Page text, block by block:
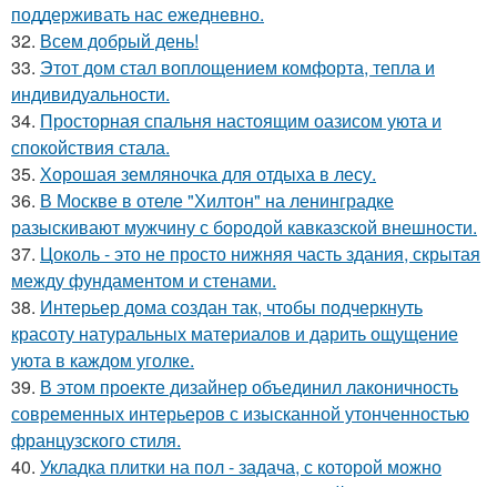
поддерживать нас ежедневно.
32. Всем добрый день!
33. Этот дом стал воплощением комфорта, тепла и
индивидуальности.
34. Просторная спальня настоящим оазисом уюта и
спокойствия стала.
35. Хорошая земляночка для отдыха в лесу.
36. В Москве в отеле "Хилтон" на ленинградке
разыскивают мужчину с бородой кавказской внешности.
37. Цоколь - это не просто нижняя часть здания, скрытая
между фундаментом и стенами.
38. Интерьер дома создан так, чтобы подчеркнуть
красоту натуральных материалов и дарить ощущение
уюта в каждом уголке.
39. В этом проекте дизайнер объединил лаконичность
современных интерьеров с изысканной утонченностью
французского стиля.
40. Укладка плитки на пол - задача, с которой можно